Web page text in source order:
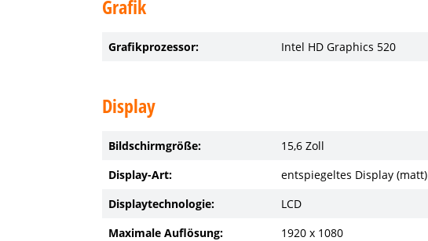
Grafik
Grafikprozessor: Intel HD Graphics 520
Display
Bildschirmgröße:
15,6 Zoll
Display-Art:
entspiegeltes Display (matt)
Displaytechnologie:
LCD
Maximale Auflösung:
1920 x 1080